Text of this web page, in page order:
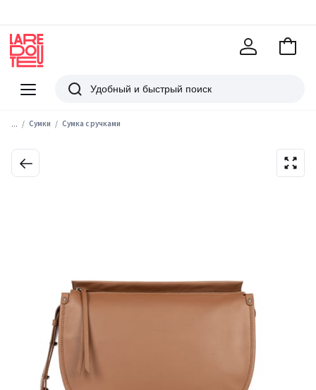
Меню
Redoute
Поиск
В
... Сумки Сумка с ручками